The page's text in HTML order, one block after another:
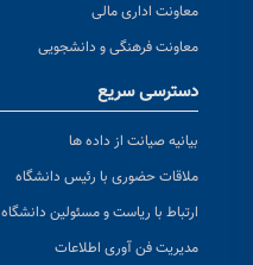
معاونت اداری مالی
معاونت فرهنگی و دانشجویی
دسترسی سریع
بیانیه صیانت از داده ها
ملاقات حضوری با رئیس دانشگاه
ارتباط با ریاست و مسئولین دانشگاه
مدیریت فن آوری اطلاعات